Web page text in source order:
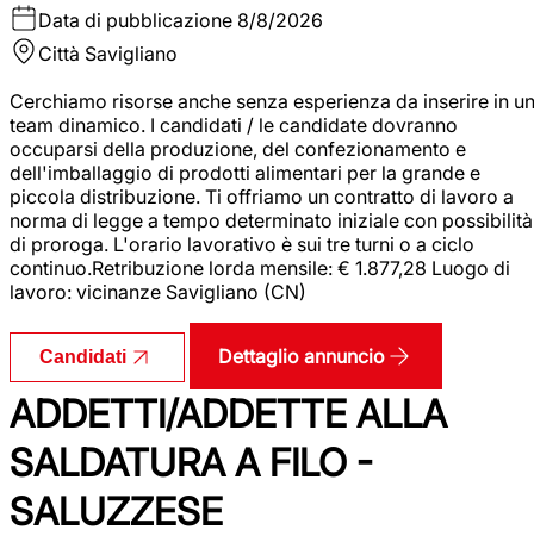
Data di pubblicazione 8/8/2026
Città Savigliano
Cerchiamo risorse anche senza esperienza da inserire in un
team dinamico. I candidati / le candidate dovranno
occuparsi della produzione, del confezionamento e
dell'imballaggio di prodotti alimentari per la grande e
piccola distribuzione. Ti offriamo un contratto di lavoro a
norma di legge a tempo determinato iniziale con possibilità
di proroga. L'orario lavorativo è sui tre turni o a ciclo
continuo.Retribuzione lorda mensile: € 1.877,28 Luogo di
lavoro: vicinanze Savigliano (CN)
Candidati Dettaglio annuncio
ADDETTI/ADDETTE ALLA
SALDATURA A FILO -
SALUZZESE